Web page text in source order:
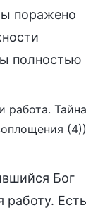
поражено
полностью
работа. Тайна
(4))
Бог
Есть